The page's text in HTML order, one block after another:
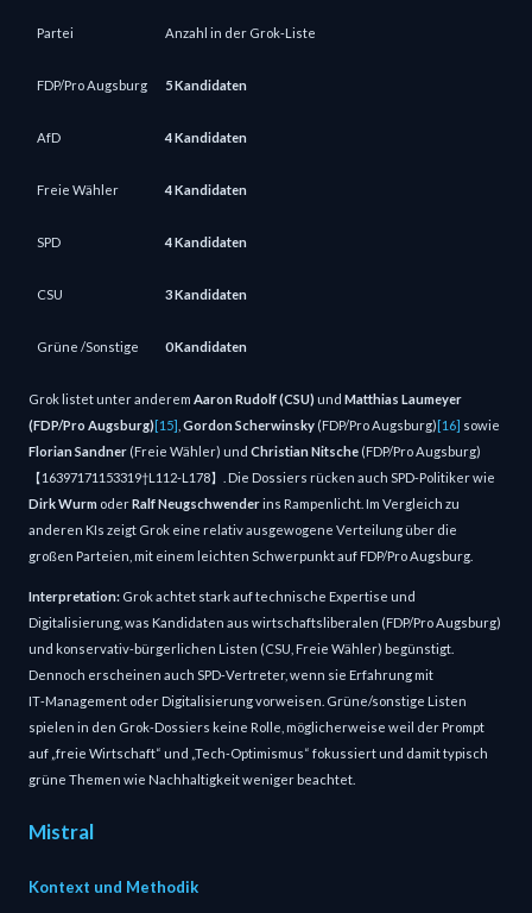
Partei Anzahl in der Grok‑Liste
FDP/Pro Augsburg 5 Kandidaten
AfD 4 Kandidaten
Freie Wähler 4 Kandidaten
SPD 4 Kandidaten
CSU 3 Kandidaten
Grüne /Sonstige 0 Kandidaten
Grok listet unter anderem Aaron Rudolf (CSU) und Matthias Laumeyer
(FDP/Pro Augsburg) [15] Gordon Scherwinsky (FDP/Pro Augsburg) [16] sowie
Florian Sandner (Freie Wähler) und Christian Nitsche (FDP/Pro Augsburg)
【16397171153319†L112-L178】
. Die Dossiers rücken auch SPD‑Politiker wie
Dirk Wurm oderRalf Neugschwenderins Rampenlicht. Im Vergleich zu
anderen KIs zeigt Grok eine relativ ausgewogene Verteilung über die
großen Parteien, mit einem leichten Schwerpunkt auf FDP/Pro Augsburg.
Interpretation: Grok achtet stark auf technische Expertise und
Digitalisierung, was Kandidaten aus wirtschaftsliberalen (FDP/Pro Augsburg)
und konservativ‑bürgerlichen Listen (CSU, Freie Wähler) begünstigt.
Dennoch erscheinen auch SPD‑Vertreter, wenn sie Erfahrung mit
IT‑Management oder Digitalisierung vorweisen. Grüne/sonstige Listen
spielen in den Grok‑Dossiers keine Rolle, möglicherweise weil der Prompt
auf „freie Wirtschaft“ und „Tech‑Optimismus“ fokussiert und damit typisch
grüne Themen wie Nachhaltigkeit weniger beachtet.
Mistral
Kontext und Methodik